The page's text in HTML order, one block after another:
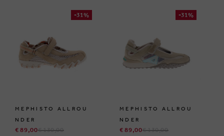
-31%
MEPHISTO ALLROU
NDER
€ 89,00€ 130,00
-31%
MEPHISTO ALLROU
NDER
€ 89,00€ 130,00